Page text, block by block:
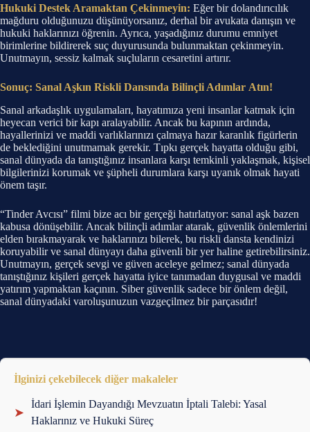
Hukuki Destek Aramaktan Çekinmeyin: Eğer bir dolandırıcılık
mağduru olduğunuzu düşünüyorsanız, derhal bir avukata danışın ve
hukuki haklarınızı öğrenin. Ayrıca, yaşadığınız durumu emniyet
birimlerine bildirerek suç duyurusunda bulunmaktan çekinmeyin.
Unutmayın, sessiz kalmak suçluların cesaretini artırır.
Sonuç: Sanal Aşkın Riskli Dansında Bilinçli Adımlar Atın!
Sanal arkadaşlık uygulamaları, hayatımıza yeni insanlar katmak için
heyecan verici bir kapı aralayabilir. Ancak bu kapının ardında,
hayallerinizi ve maddi varlıklarınızı çalmaya hazır karanlık figürlerin
de beklediğini unutmamak gerekir. Tıpkı gerçek hayatta olduğu gibi,
sanal dünyada da tanıştığınız insanlara karşı temkinli yaklaşmak, kişisel
bilgilerinizi korumak ve şüpheli durumlara karşı uyanık olmak hayati
önem taşır.
“Tinder Avcısı” filmi bize acı bir gerçeği hatırlatıyor: sanal aşk bazen
kabusa dönüşebilir. Ancak bilinçli adımlar atarak, güvenlik önlemlerini
elden bırakmayarak ve haklarınızı bilerek, bu riskli dansta kendinizi
koruyabilir ve sanal dünyayı daha güvenli bir yer haline getirebilirsiniz.
Unutmayın, gerçek sevgi ve güven aceleye gelmez; sanal dünyada
tanıştığınız kişileri gerçek hayatta iyice tanımadan duygusal ve maddi
yatırım yapmaktan kaçının. Siber güvenlik sadece bir önlem değil,
sanal dünyadaki varoluşunuzun vazgeçilmez bir parçasıdır!
İlginizi çekebilecek diğer makaleler
➤
İdari İşlemin Dayandığı Mevzuatın İptali Talebi: Yasal
Haklarınız ve Hukuki Süreç